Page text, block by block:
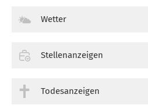
Wetter
Stellenanzeigen
Todesanzeigen